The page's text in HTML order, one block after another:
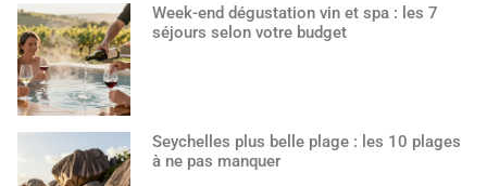
Week-end dégustation vin et spa : les 7
séjours selon votre budget
Seychelles plus belle plage : les 10 plages
à ne pas manquer